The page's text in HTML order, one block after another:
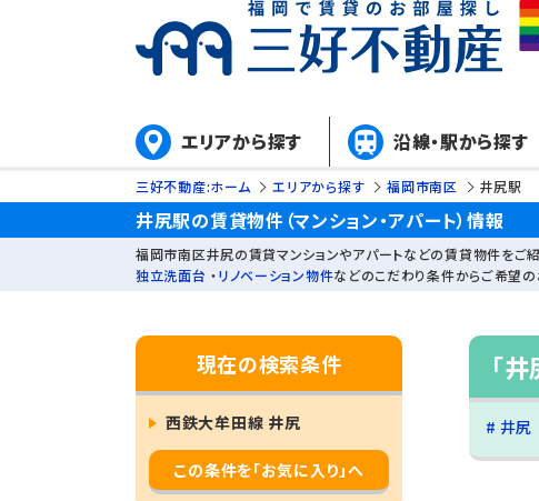
エリアから探す 沿線・駅から探す
三好不動産:ホーム エリアから探す 福岡市南区 井尻駅
井尻駅の賃貸物件（マンション・アパート）情報
福岡市南区井尻の賃貸マンションやアパートなどの賃貸物件をご紹
独立洗面台 ・リノベーション物件などのこだわり条件からご希望の
現在の検索条件
西鉄大牟田線 井尻
この条件を「お気に入り」へ
「
井尻